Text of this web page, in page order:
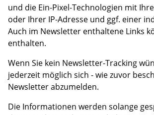
und die Ein-Pixel-Technologien mit
oder Ihrer IP-Adresse und ggf. einer
Auch im Newsletter enthaltene Links
enthalten.
Wenn Sie kein Newsletter-Tracking
jederzeit möglich sich - wie zuvor
Newsletter abzumelden.
Die Informationen werden solange